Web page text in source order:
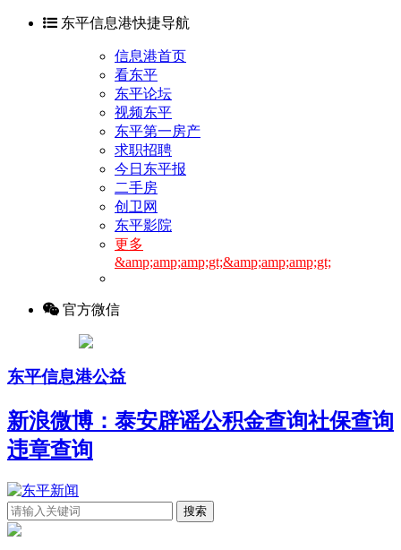
东平信息港快捷导航
信息港首页
看东平
东平论坛
视频东平
东平第一房产
求职招聘
今日东平报
二手房
创卫网
东平影院
更多
&amp;amp;amp;gt;&amp;amp;amp;gt;
官方微信
东平信息港公益
新浪微博：泰安辟谣公积金查询社保查询
违章查询